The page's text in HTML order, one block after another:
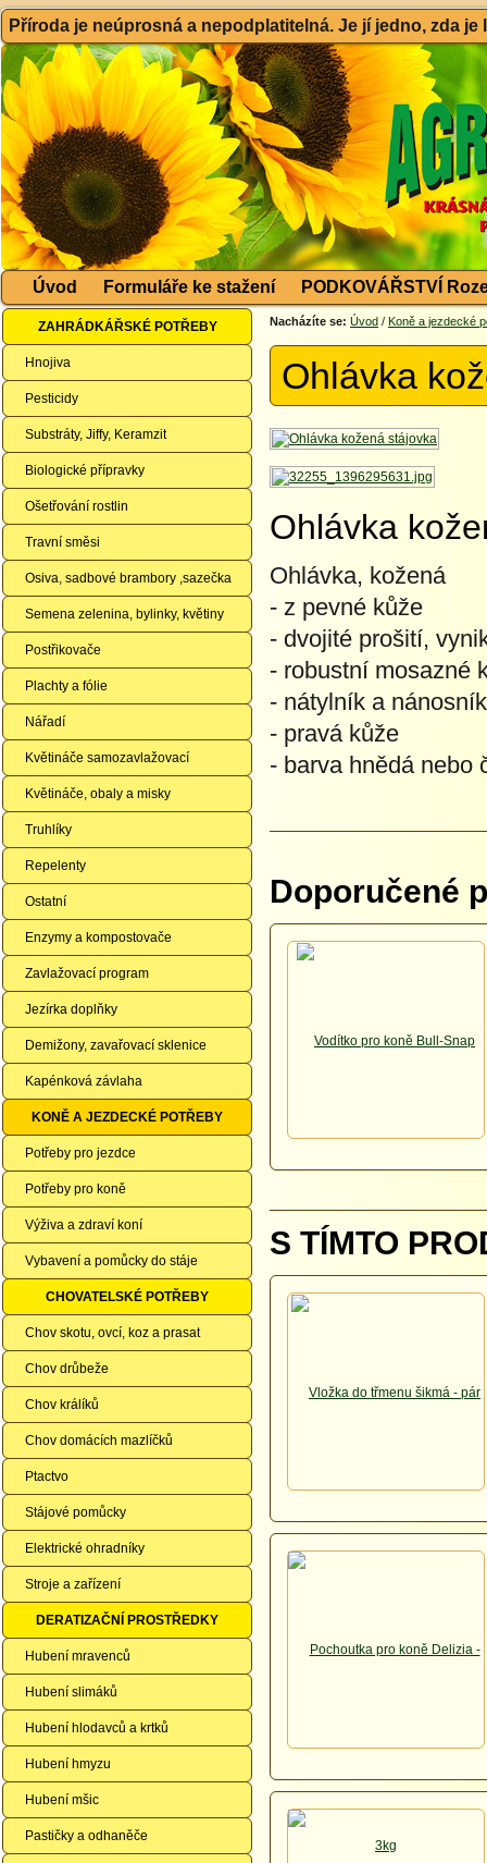
Příroda je neúprosná a nepodplatitelná. Je jí jedno, zda
Úvod Formuláře ke stažení PODKOVÁŘSTVÍ
ZAHRÁDKÁŘSKÉ POTŘEBY
Hnojiva
Pesticidy
Substráty, Jiffy, Keramzit
Biologické přípravky
Ošetřování rostlin
Travní směsi
Osiva, sadbové brambory ,sazečka
Semena zelenina, bylinky, květiny
Postřikovače
Plachty a fólie
Nářadí
Květináče samozavlažovací
Květináče, obaly a misky
Truhlíky
Repelenty
Ostatní
Enzymy a kompostovače
Zavlažovací program
Jezírka doplňky
Demižony, zavařovací sklenice
Kapénková závlaha
KONĚ A JEZDECKÉ POTŘEBY
Potřeby pro jezdce
Potřeby pro koně
Výživa a zdraví koní
Vybavení a pomůcky do stáje
CHOVATELSKÉ POTŘEBY
Chov skotu, ovcí, koz a prasat
Chov drůbeže
Chov králíků
Chov domácích mazlíčků
Ptactvo
Stájové pomůcky
Elektrické ohradníky
Stroje a zařízení
DERATIZAČNÍ PROSTŘEDKY
Hubení mravenců
Hubení slimáků
Hubení hlodavců a krtků
Hubení hmyzu
Hubení mšic
Pastičky a odhaněče
Nacházíte se: Úvod / Koně a jezdecké
Ohlávka
Ohlávka
Ohlávka, kožená
- z pevné kůže
- dvojité prošití,
- robustní mosazné
- nátylník a
- pravá kůže
- barva hnědá nebo
Doporučené
S TÍMTO